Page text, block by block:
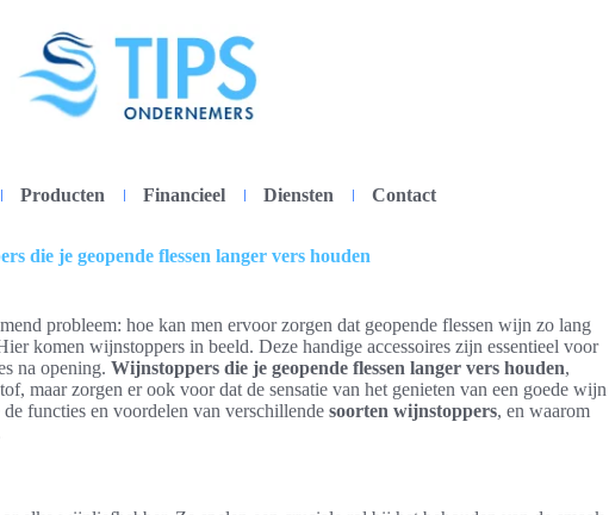
Producten Financieel Diensten Contact
die je geopende flessen langer vers houden
probleem: hoe kan men ervoor zorgen dat geopende flessen wijn zo lang
komen wijnstoppers in beeld. Deze handige accessoires zijn essentieel voor
na opening. Wijnstoppers die je geopende flessen langer vers houden,
maar zorgen er ook voor dat de sensatie van het genieten van een goede wijn
functies en voordelen van verschillende soorten wijnstoppers, en waarom